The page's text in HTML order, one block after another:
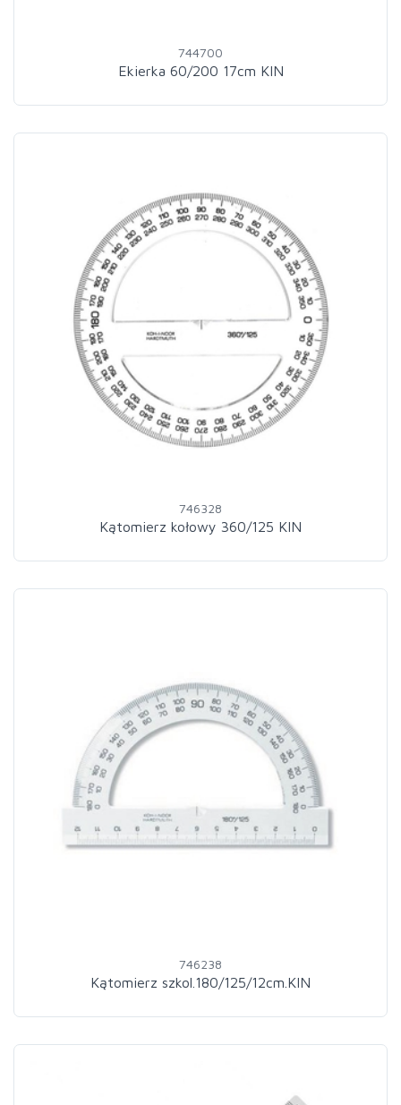
744700
Ekierka 60/200 17cm KIN
746328
Kątomierz kołowy 360/125 KIN
746238
Kątomierz szkol.180/125/12cm.KIN